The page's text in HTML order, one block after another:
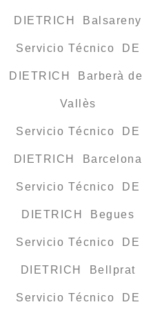
DIETRICH Balsareny
Servicio Técnico DE
DIETRICH Barberà del
Vallès
Servicio Técnico DE
DIETRICH Barcelona
Servicio Técnico DE
DIETRICH Begues
Servicio Técnico DE
DIETRICH Bellprat
Servicio Técnico DE